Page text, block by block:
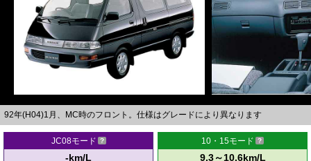
92年(H04)1月、MC時のフロント。仕様はグレードにより異なります
JC08モード
-km/L
10・15モード
9.3～10.6km/L